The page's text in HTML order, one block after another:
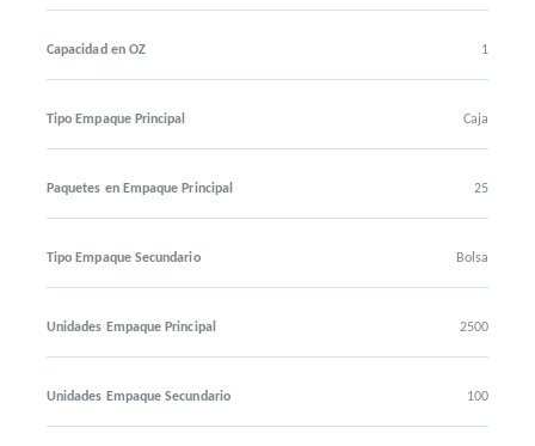
Capacidad en OZ 1
Tipo Empaque Principal Caja
Paquetes en Empaque Principal 25
Tipo Empaque Secundario Bolsa
Unidades Empaque Principal 2500
Unidades Empaque Secundario 100